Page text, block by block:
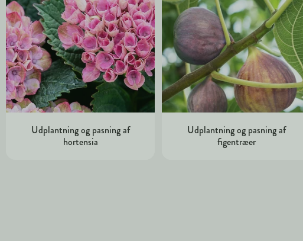
Udplantning og pasning af
hortensia
Udplantning og pasning af
figentræer